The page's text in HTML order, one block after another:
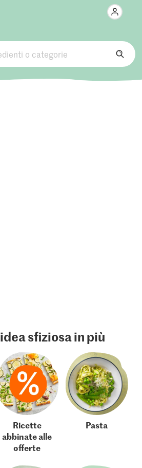
sfiziosa in più
Ricette
abbinate alle
offerte
Pasta